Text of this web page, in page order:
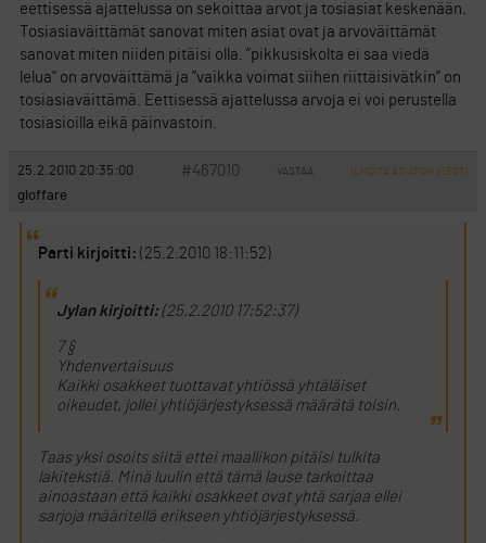
eettisessä ajattelussa on sekoittaa arvot ja tosiasiat keskenään.
Tosiasiaväittämät sanovat miten asiat ovat ja arvoväittämät
sanovat miten niiden pitäisi olla. ”pikkusiskolta ei saa viedä
lelua” on arvoväittämä ja ”vaikka voimat siihen riittäisivätkin” on
tosiasiaväittämä. Eettisessä ajattelussa arvoja ei voi perustella
tosiasioilla eikä päinvastoin.
25.2.2010 20:35:00 #467010 VASTAA ILMOITA ASIATON VIESTI
gloffare
Parti kirjoitti: (25.2.2010 18:11:52)
Jylan kirjoitti:(25.2.2010 17:52:37)
7 §
Yhdenvertaisuus
Kaikki osakkeet tuottavat yhtiössä yhtäläiset
oikeudet, jollei yhtiöjärjestyksessä määrätä toisin.
Taas yksi osoits siitä ettei maallikon pitäisi tulkita
lakitekstiä. Minä luulin että tämä lause tarkoittaa
ainoastaan että kaikki osakkeet ovat yhtä sarjaa ellei
sarjoja määritellä erikseen yhtiöjärjestyksessä.